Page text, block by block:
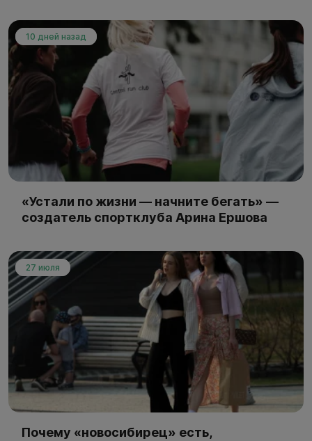
10 дней назад
«Устали по жизни — начните бегать» —
создатель спортклуба Арина Ершова
27 июля
Почему «новосибирец» есть,